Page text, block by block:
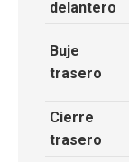
delantero
Buje
trasero
Cierre
trasero